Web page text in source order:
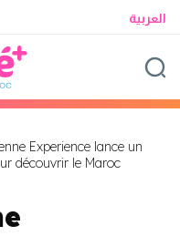
العربية
Experience lance un
découvrir le Maroc